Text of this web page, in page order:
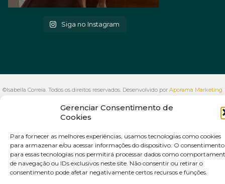
Gerenciar Consentimento de
Cookies
Para fornecer as melhores experiências, usamos tecnologias como cookies
para armazenar e/ou acessar informações do dispositivo. O consentimento
para essas tecnologias nos permitirá processar dados como
de navegação ou IDs exclusivos neste site. Não consentir ou retirar o
consentimento pode afetar negativamente certos recursos e funções.
Siga no Instagram
©Isabella Correia. Todos os direitos reservados. Desenvolvido por Aporama Marketing